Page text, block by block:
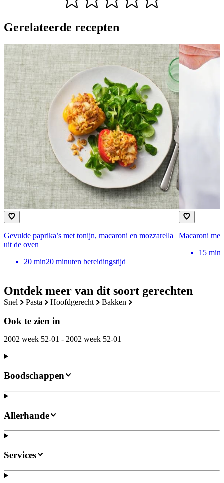
Ontdek meer van dit soort gerechten
snel pasta hoofdgerecht bakken
Ook te zien in
2002 week 52-01 - 2002 week 52-01
Gerelateerde recepten
Gevulde paprika’s met tonijn, macaroni en mozzarella
uit de oven
20 min20 minuten bereidingstijd
Macaroni
15 min
Boodschappen
Allerhande
Services